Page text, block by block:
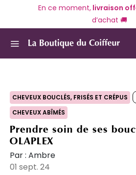
En ce moment,livraison
d’achat 🚚
CHEVEUX BOUCLÉS, FRISÉS ET CRÉPUS
CHEVEUX ABÎMÉS
Prendre soin de ses
OLAPLEX
Par : Ambre
01 sept. 24